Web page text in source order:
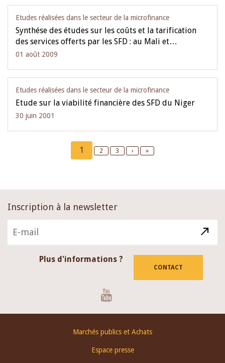
Etudes réalisées dans le secteur de la microfinance
Synthése des études sur les coûts et la tarification
des services offerts par les SFD : au Mali et…
01 août 2009
Etudes réalisées dans le secteur de la microfinance
Etude sur la viabilité financière des SFD du Niger
30 juin 2001
Current
page
1 Page
2 Page
3
Next
›
Last
»
Inscription à la newsletter
Plus d'informations ?
CONTACT
Marchés publics et Achats
Espace presse